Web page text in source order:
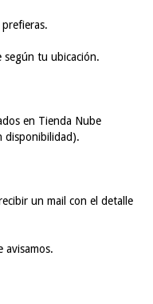
según tu ubicación.
en Tienda Nube
disponibilidad).
un mail con el detalle
avisamos.